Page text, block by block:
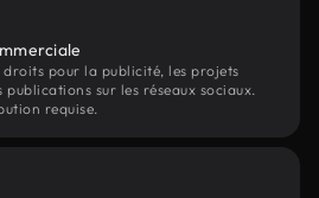
pour la publicité, les projets
publications sur les réseaux sociaux.
requise.